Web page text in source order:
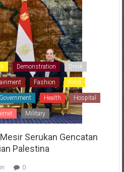
Demonstration Drink
Fashion Food
Government Health Hospital
Military
Serukan Gencatan
Palestina
0